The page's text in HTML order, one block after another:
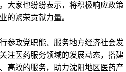
大家也纷纷表示，将积极响应政策
的繁荣贡献力量。
政党职能、服务地方经济社会发
注医药服务领域的发展动态，搭建
高效的服务，助力沈阳地区医药产